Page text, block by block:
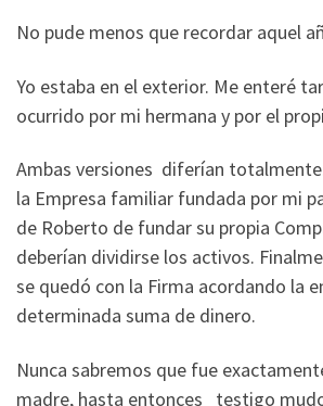
No pude menos que recordar aquel
Yo estaba en el exterior. Me enteré
ocurrido por mi hermana y por el
Ambas versiones diferían
la Empresa familiar fundada por mi
de Roberto de fundar su propia
deberían dividirse los activos.
se quedó con la Firma acordando la
determinada suma de dinero.
Nunca sabremos que fue
madre, hasta entonces testigo